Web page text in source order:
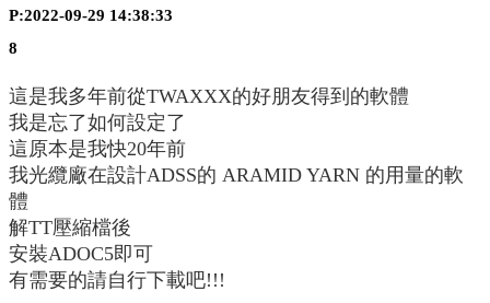
P:2022-09-29 14:38:33
8
這是我多年前從TWAXXX的好朋友得到的軟體
我是忘了如何設定了
這原本是我快20年前
我光纜廠在設計ADSS的 ARAMID YARN 的用量的軟
體
解TT壓縮檔後
安裝ADOC5即可
有需要的請自行下載吧!!!